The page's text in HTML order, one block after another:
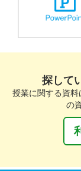
探して
授業に関する資
の